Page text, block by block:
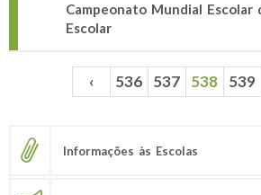
Campeonato Mundial
Escolar
Páginas ‹ 536 537 538 539
Informações às Escolas